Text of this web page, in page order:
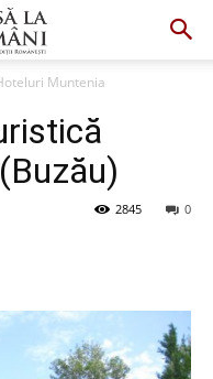
Muntenia
0
2845